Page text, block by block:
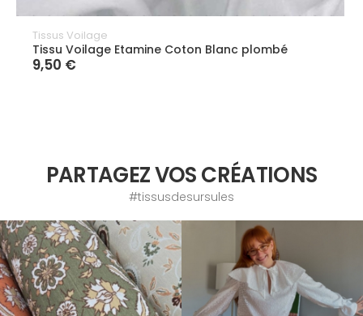
Tissus Voilage
Tissu Voilage Etamine Coton Blanc plombé
9,50 €
PARTAGEZ VOS CRÉATIONS
#tissusdesursules